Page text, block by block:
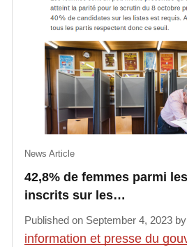
42,8% de femmes parmi
inscrits sur les…
News Article
Published on September 4, 2023 by
information et presse du